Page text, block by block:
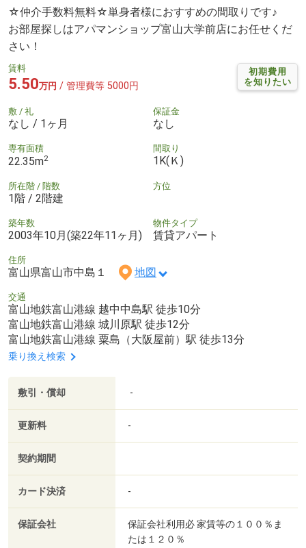
☆仲介手数料無料☆単身者様におすすめの間取りです♪
お部屋探しはアパマンショップ富山大学前店にお任せくだ
さい！
初期費用
を知りたい
賃料
5.50万円 / 管理費等 5000円
敷 / 礼
なし / 1ヶ月
保証金
なし
専有面積
22.35m2
間取り
1K(Ｋ)
所在階 / 階数
1階 / 2階建
方位
築年数
2003年10月(築22年11ヶ月)
物件タイプ
賃貸アパート
住所
富山県富山市中島１ 地図
交通
富山地鉄富山港線 越中中島駅 徒歩10分
富山地鉄富山港線 城川原駅 徒歩12分
富山地鉄富山港線 粟島（大阪屋前）駅 徒歩13分
乗り換え検索
敷引・償却 -
更新料 -
契約期間
カード決済 -
保証会社
保証会社利用必 家賃等の１００％ま
たは１２０％